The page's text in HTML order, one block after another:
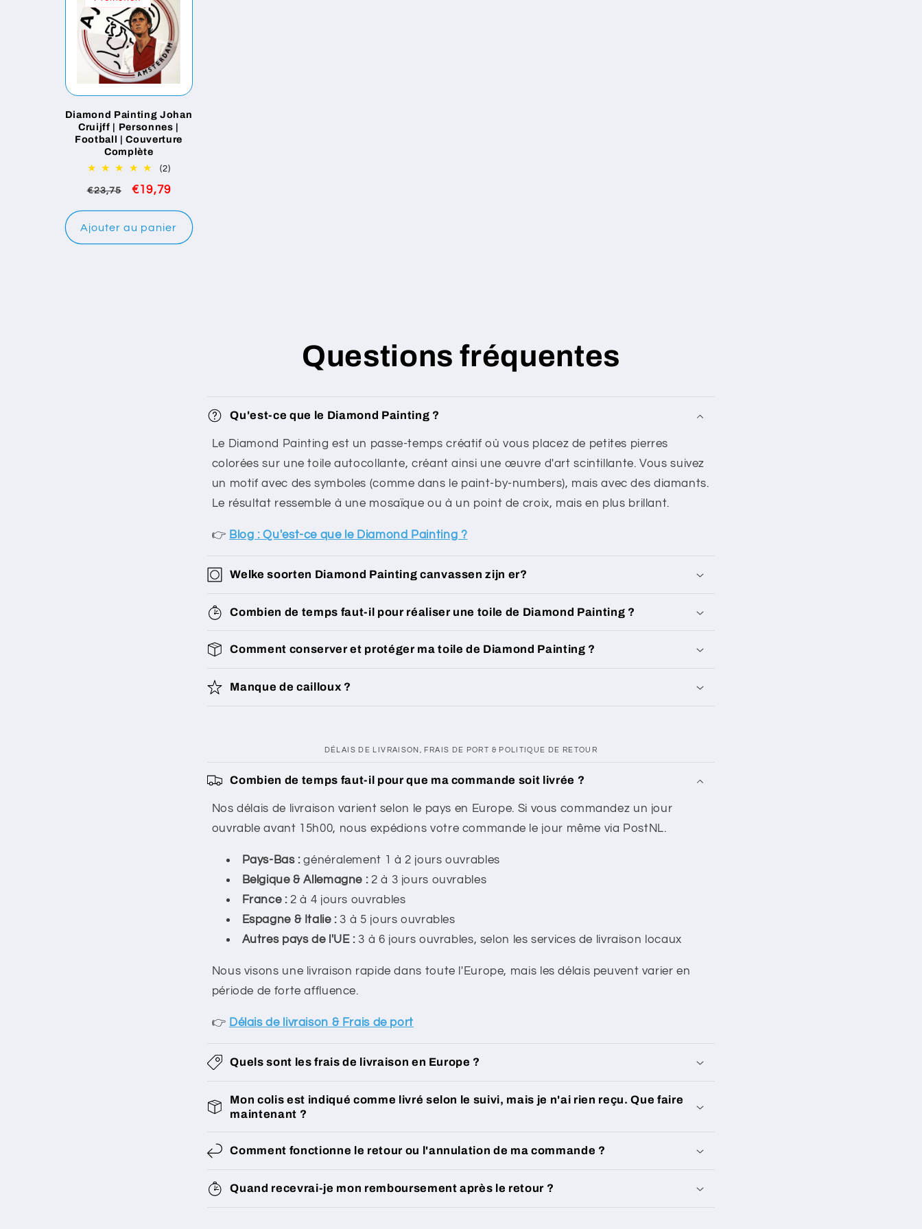
i
o
n
Diamond Painting Johan
Cruijff | Personnes |
Football | Couverture
Complète
(2)2
des
Prix
€23,75
Prix
€19,79
Ajouter au panier
Questions fréquentes
Qu'est-ce que le Diamond Painting ?
Le Diamond Painting est un passe-temps créatif où vous placez de petites pierres
colorées sur une toile autocollante, créant ainsi une œuvre d'art scintillante. Vous suivez
un motif avec des symboles (comme dans le paint-by-numbers), mais avec des diamants.
Le résultat ressemble à une mosaïque ou à un point de croix, mais en plus brillant.
👉 Blog : Qu'est-ce que le Diamond Painting ?
Welke soorten Diamond Painting canvassen zijn er?
Combien de temps faut-il pour réaliser une toile de Diamond Painting ?
Comment conserver et protéger ma toile de Diamond Painting ?
Manque de cailloux ?
DÉLAIS DE LIVRAISON, FRAIS DE PORT & POLITIQUE DE RETOUR
C
o
n
é
d
c
t
i
b
l
e
Combien de temps faut-il pour que ma commande soit livrée ?
Nos délais de livraison varient selon le pays en Europe. Si vous commandez un jour
ouvrable avant 15h00, nous expédions votre commande le jour même via PostNL.
Pays-Bas :généralement 1 à 2 jours ouvrables
Belgique & Allemagne :2 à 3 jours ouvrables
France :2 à 4 jours ouvrables
Espagne & Italie :3 à 5 jours ouvrables
Autres pays de l'UE :3 à 6 jours ouvrables, selon les services de livraison locaux
Nous visons une livraison rapide dans toute l'Europe, mais les délais peuvent varier en
période de forte affluence.
👉 Délais de livraison & Frais de port
Quels sont les frais de livraison en Europe ?
Mon colis est indiqué comme livré selon le suivi, mais je n'ai rien reçu. Que faire
maintenant ?
Comment fonctionne le retour ou l'annulation de ma commande ?
Quand recevrai-je mon remboursement après le retour ?